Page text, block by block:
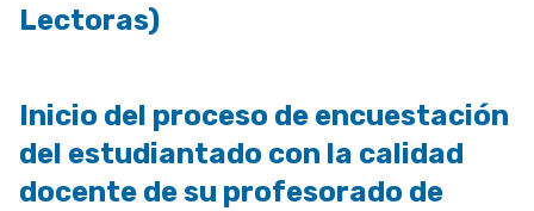
Lectoras)
Inicio del proceso de encuestación
del estudiantado con la calidad
docente de su profesorado de